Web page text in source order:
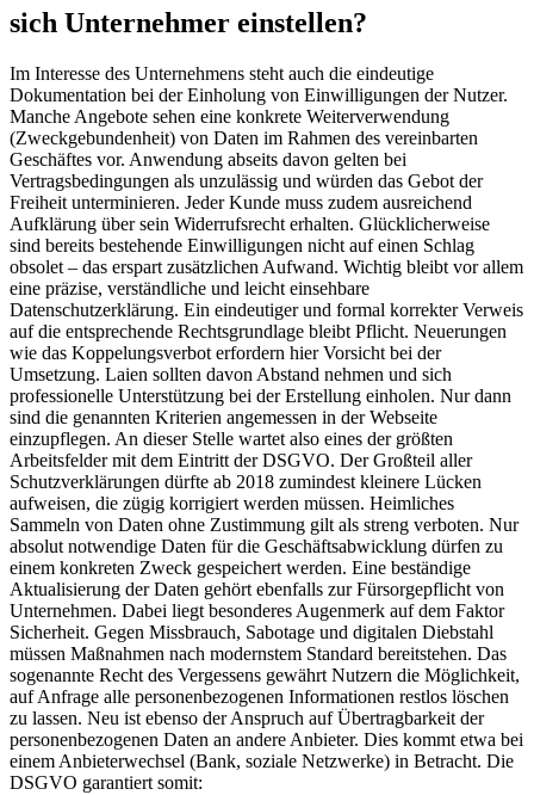
sich Unternehmer einstellen?
Im Interesse des Unternehmens steht auch die eindeutige
Dokumentation bei der Einholung von Einwilligungen der Nutzer.
Manche Angebote sehen eine konkrete Weiterverwendung
(Zweckgebundenheit) von Daten im Rahmen des vereinbarten
Geschäftes vor. Anwendung abseits davon gelten bei
Vertragsbedingungen als unzulässig und würden das Gebot der
Freiheit unterminieren. Jeder Kunde muss zudem ausreichend
Aufklärung über sein Widerrufsrecht erhalten. Glücklicherweise
sind bereits bestehende Einwilligungen nicht auf einen Schlag
obsolet – das erspart zusätzlichen Aufwand. Wichtig bleibt vor allem
eine präzise, verständliche und leicht einsehbare
Datenschutzerklärung. Ein eindeutiger und formal korrekter Verweis
auf die entsprechende Rechtsgrundlage bleibt Pflicht. Neuerungen
wie das Koppelungsverbot erfordern hier Vorsicht bei der
Umsetzung. Laien sollten davon Abstand nehmen und sich
professionelle Unterstützung bei der Erstellung einholen. Nur dann
sind die genannten Kriterien angemessen in der Webseite
einzupflegen. An dieser Stelle wartet also eines der größten
Arbeitsfelder mit dem Eintritt der DSGVO. Der Großteil aller
Schutzverklärungen dürfte ab 2018 zumindest kleinere Lücken
aufweisen, die zügig korrigiert werden müssen. Heimliches
Sammeln von Daten ohne Zustimmung gilt als streng verboten. Nur
absolut notwendige Daten für die Geschäftsabwicklung dürfen zu
einem konkreten Zweck gespeichert werden. Eine beständige
Aktualisierung der Daten gehört ebenfalls zur Fürsorgepflicht von
Unternehmen. Dabei liegt besonderes Augenmerk auf dem Faktor
Sicherheit. Gegen Missbrauch, Sabotage und digitalen Diebstahl
müssen Maßnahmen nach modernstem Standard bereitstehen. Das
sogenannte Recht des Vergessens gewährt Nutzern die Möglichkeit,
auf Anfrage alle personenbezogenen Informationen restlos löschen
zu lassen. Neu ist ebenso der Anspruch auf Übertragbarkeit der
personenbezogenen Daten an andere Anbieter. Dies kommt etwa bei
einem Anbieterwechsel (Bank, soziale Netzwerke) in Betracht. Die
DSGVO garantiert somit: